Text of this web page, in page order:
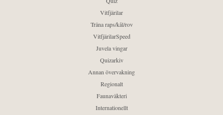
Vitfjärilar
Träna raps/kål/rov
VitfjärilarSpeed
Juvela vingar
Quizarkiv
Annan övervakning
Regionalt
Faunaväkteri
Internationellt